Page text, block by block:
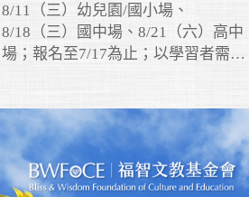
8/11（三）幼兒園/國小場、
8/18（三）國中場、8/21（六）高中
場；報名至7/17為止；以學習者需
關鍵心法，打造師生心跟心真實連結
的幸福課堂！